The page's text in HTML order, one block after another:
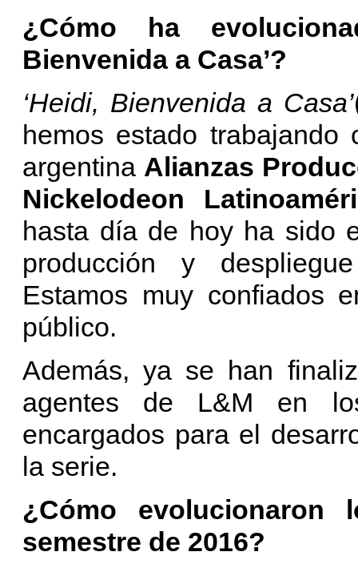
¿Cómo ha
Bienvenida a Casa’?
‘Heidi, Bienvenida a Casa’
hemos estado trabajando
argentina Alianzas
Nickelodeon
hasta día de hoy ha sido
producción y
Estamos muy confiados
público.
Además, ya se han
agentes de L&M en
encargados para el
la serie.
¿Cómo
semestre de 2016?